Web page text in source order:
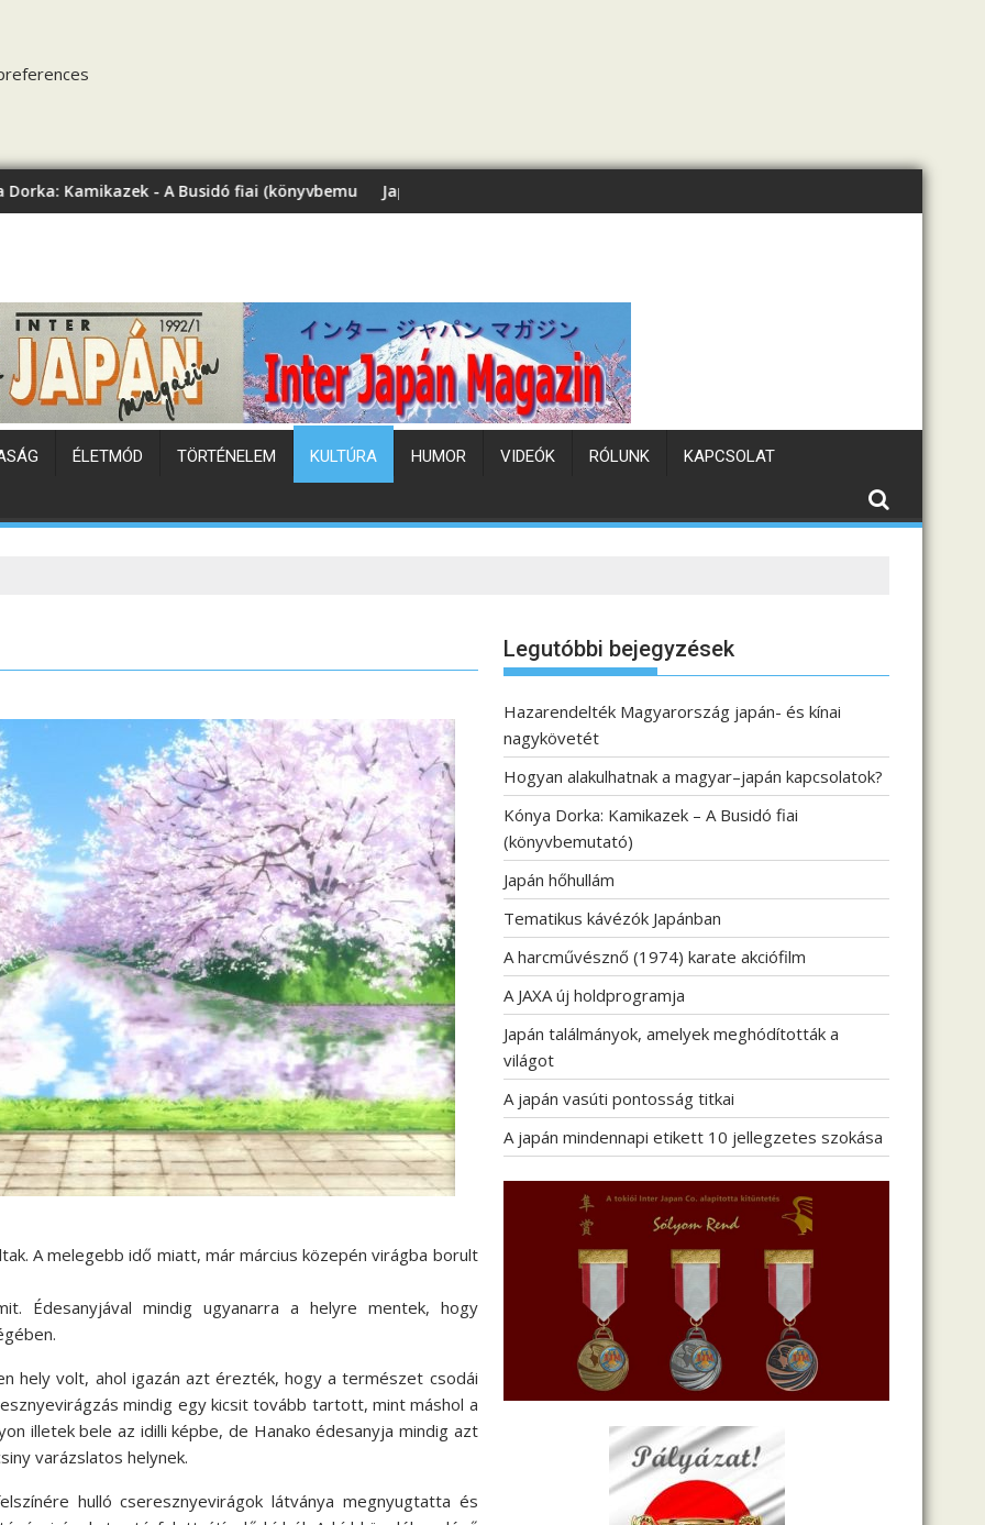
- A Busidó fiai (könyvbemutató)Japán hőhullám
ÉLETMÓD TÖRTÉNELEM KULTÚRA HUMOR VIDEÓK RÓLUNK KAPCSOLAT
A melegebb idő miatt, már március közepén virágba borult
Édesanyjával mindig ugyanarra a helyre mentek, hogy
hely volt, ahol igazán azt érezték, hogy a természet csodái
mindig egy kicsit tovább tartott, mint máshol a
illetek bele az idilli képbe, de Hanako édesanyja mindig azt
varázslatos helynek.
hulló cseresznyevirágok látványa megnyugtatta és
Legutóbbi bejegyzések
Hazarendelték Magyarország japán- és kínai
nagykövetét
Hogyan alakulhatnak a magyar–japán kapcsolatok?
Kónya Dorka: Kamikazek – A Busidó fiai
(könyvbemutató)
Japán hőhullám
Tematikus kávézók Japánban
A harcművésznő (1974) karate akciófilm
A JAXA új holdprogramja
Japán találmányok, amelyek meghódították a
világot
A japán vasúti pontosság titkai
A japán mindennapi etikett 10 jellegzetes szokása